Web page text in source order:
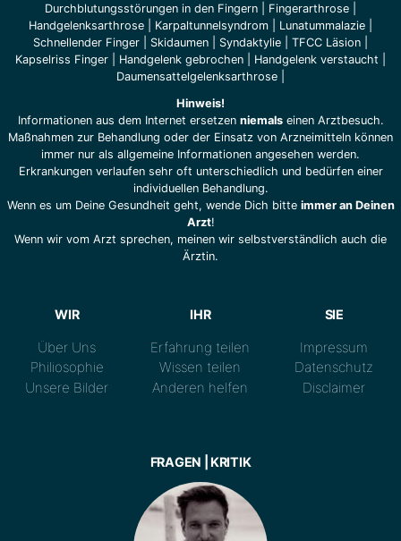
Durchblutungsstörungen in den Fingern
Fingerarthrose
Handgelenksarthrose
Karpaltunnelsyndrom Lunatummalazie
Schnellender Finger
Skidaumen Syndaktylie TFCC Läsion
Kapselriss Finger
Handgelenk gebrochen Handgelenk verstaucht
Daumensattelgelenksarthrose
Hinweis!
Informationen aus dem Internet ersetzen niemalseinen Arztbesuch.
Maßnahmen zur Behandlung oder der Einsatz von Arzneimitteln können
immer nur als allgemeine Informationen angesehen werden.
Erkrankungen verlaufen sehr oft unterschiedlich und bedürfen einer
individuellen Behandlung.
Wenn es um Deine Gesundheit geht, wende Dich bitte immer an Deinen
Arzt!
Wenn wir vom Arzt sprechen, meinen wir selbstverständlich auch die
Ärztin.
WIR
Über Uns
Philiosophie
Unsere Bilder
IHR
Erfahrung teilen
Wissen teilen
Anderen helfen
SIE
Impressum
Datenschutz
Disclaimer
FRAGEN | KRITIK